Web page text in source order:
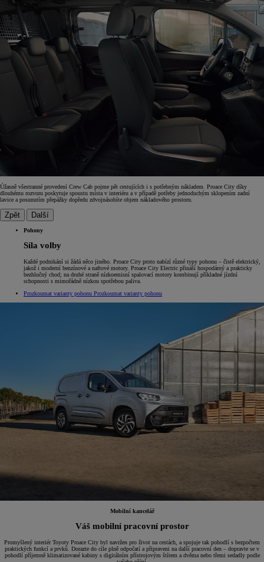
Úžasně všestranné provedení Crew Cab pojme pět cestujících i s potřebným nákladem. Proace City díky
dlouhému rozvoru poskytuje spoustu místa v interiéru a v případě potřeby jednoduchým sklopením zadní
lavice a posunutím přepážky dopředu zdvojnásobíte objem nákladového prostoru.
Zpět Další
Pohony
Síla volby
Každé podnikání si žádá něco jiného. Proace City proto nabízí různé typy pohonu – čistě elektrický,
jakož i moderní benzínové a naftové motory. Proace City Electric přináší hospodárný a prakticky
bezhlučný chod; na druhé straně nízkoemisní spalovací motory kombinují příkladné jízdní
schopnosti s mimořádně nízkou spotřebou paliva.
Prozkoumat varianty pohonu Prozkoumat varianty pohonu
Mobilní kancelář
Váš mobilní pracovní prostor
Promyšlený interiér Toyoty Proace City byl navržen pro život na cestách, a spojuje tak pohodlí s bezpočtem
praktických funkcí a prvků. Dorazte do cíle plně odpočatí a připraveni na další pracovní den – dopravte se v
pohodlí příjemně klimatizované kabiny s digitálním přístrojovým štítem a dvěma nebo třemi sedadly podle